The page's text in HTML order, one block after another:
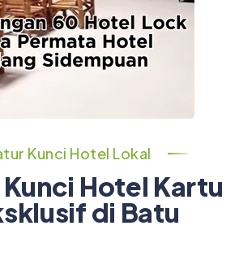
Kunci Hotel Lokal
Hotel Kartu
di Batu